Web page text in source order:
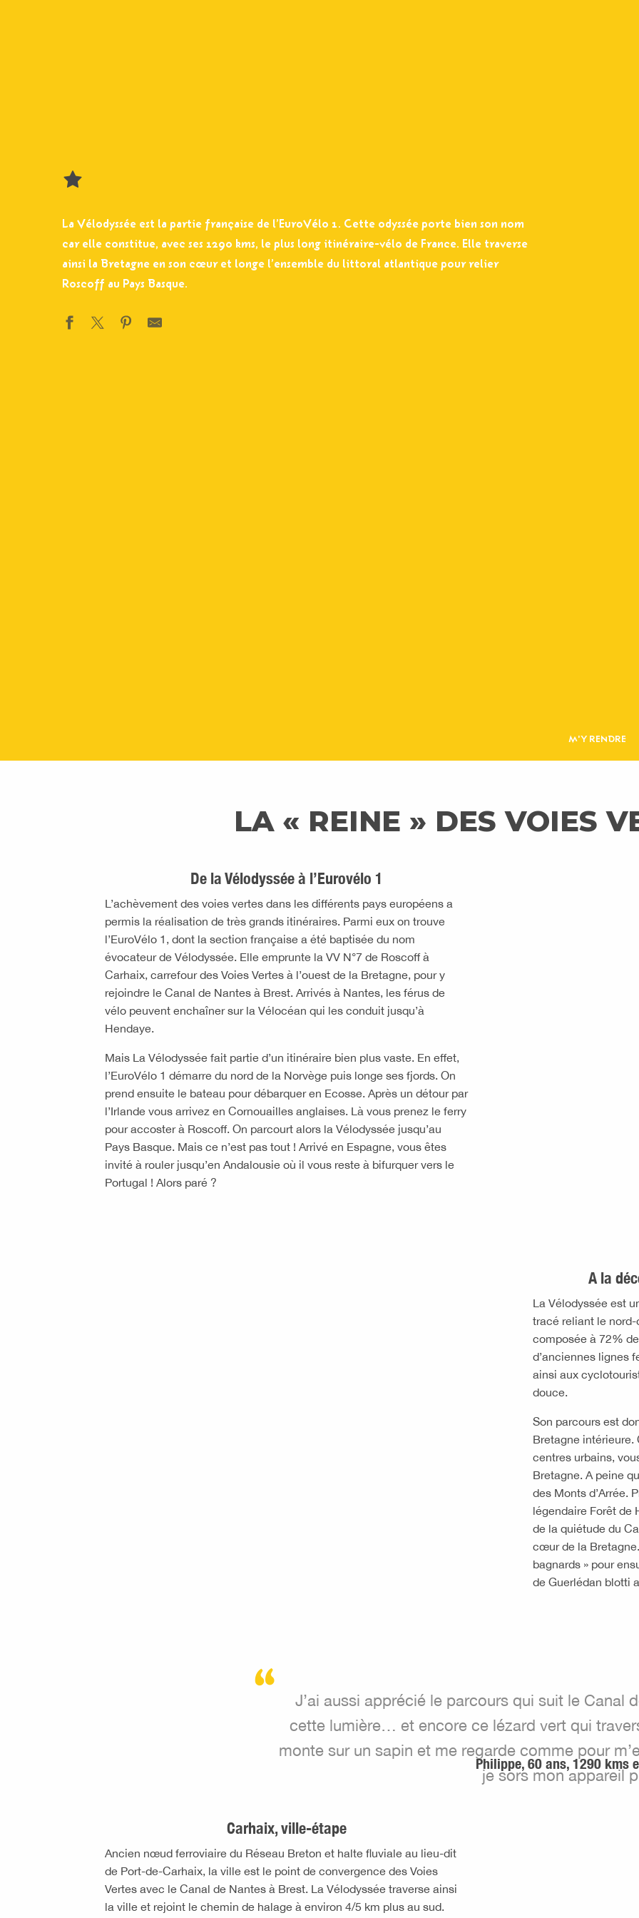
La Vélodyssée est la partie française de l’EuroVélo 1. Cette odyssée porte bien son nom
car elle constitue, avec ses 1290 kms, le plus long itinéraire-vélo de France. Elle traverse
ainsi la Bretagne en son cœur et longe l’ensemble du littoral atlantique pour relier
Roscoff au Pays Basque.
M'Y RENDRE
LA « REINE » DES VOIES
De la Vélodyssée à l’Eurovélo 1
L’achèvement des voies vertes dans les différents pays européens a
permis la réalisation de très grands itinéraires. Parmi eux on trouve
l’EuroVélo 1, dont la section française a été baptisée du nom
évocateur de Vélodyssée. Elle emprunte la VV N°7 de Roscoff à
Carhaix, carrefour des Voies Vertes à l’ouest de la Bretagne, pour y
rejoindre le Canal de Nantes à Brest. Arrivés à Nantes, les férus de
vélo peuvent enchaîner sur la Vélocéan qui les conduit jusqu’à
Hendaye.
Mais La Vélodyssée fait partie d’un itinéraire bien plus vaste. En effet,
l’EuroVélo 1 démarre du nord de la Norvège puis longe ses fjords. On
prend ensuite le bateau pour débarquer en Ecosse. Après un détour par
l’Irlande vous arrivez en Cornouailles anglaises. Là vous prenez le ferry
pour accoster à Roscoff. On parcourt alors la Vélodyssée jusqu’au
Pays Basque. Mais ce n’est pas tout ! Arrivé en Espagne, vous êtes
invité à rouler jusqu’en Andalousie où il vous reste à bifurquer vers le
Portugal ! Alors paré ?
A la
La Vélodyssée est
tracé reliant le
composée à 72%
d’anciennes lignes
ainsi aux
douce.
Son parcours est
Bretagne intérieure.
centres urbains,
Bretagne. A peine
des Monts d’Arrée.
légendaire Forêt de
de la quiétude du
cœur de la
bagnards » pour
de Guerlédan blotti
J’ai aussi apprécié le parcours qui suit le Canal
cette lumière… et encore ce lézard vert qui
monte sur un sapin et me regarde comme pour
je sors mon appareil
Philippe, 60 ans, 1290 kms
Carhaix, ville-étape
Ancien nœud ferroviaire du Réseau Breton et halte fluviale au lieu-dit
de Port-de-Carhaix, la ville est le point de convergence des Voies
Vertes avec le Canal de Nantes à Brest. La Vélodyssée traverse ainsi
la ville et rejoint le chemin de halage à environ 4/5 km plus au sud.